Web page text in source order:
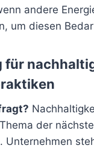
andere
um diesen
für
der
Unternehmen